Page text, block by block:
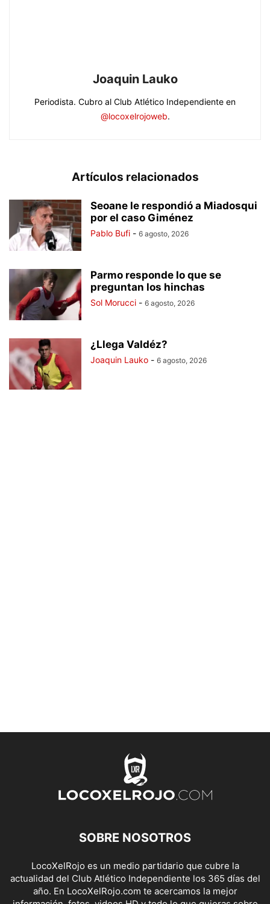
Joaquin Lauko
Periodista. Cubro al Club Atlético Independiente en
@locoxelrojoweb.
Artículos relacionados
Seoane le respondió a Miadosqui
por el caso Giménez
Pablo Bufi - 6 agosto, 2026
Parmo responde lo que se
preguntan los hinchas
Sol Morucci - 6 agosto, 2026
¿Llega Valdéz?
Joaquin Lauko - 6 agosto, 2026
SOBRE NOSOTROS
LocoXelRojo es un medio partidario que cubre la
actualidad del Club Atlético Independiente los 365 días del
año. En LocoXelRojo.com te acercamos la mejor